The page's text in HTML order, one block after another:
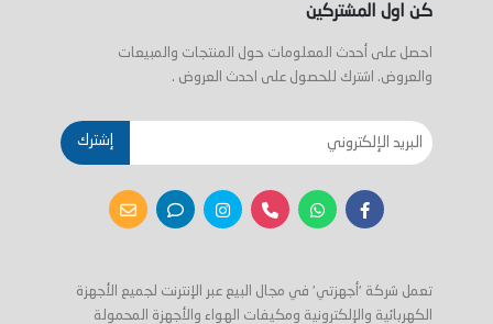
كن اول المشتركين
احصل على أحدث المعلومات حول المنتجات والمبيعات
والعروض. اشترك للحصول على احدث العروض .
إشترك
تعمل شركة 'أجهزتي' في مجال البيع عبر الإنترنت لجميع الأجهزة
الكهربائية والإلكترونية ومكيفات الهواء والأجهزة المحمولة